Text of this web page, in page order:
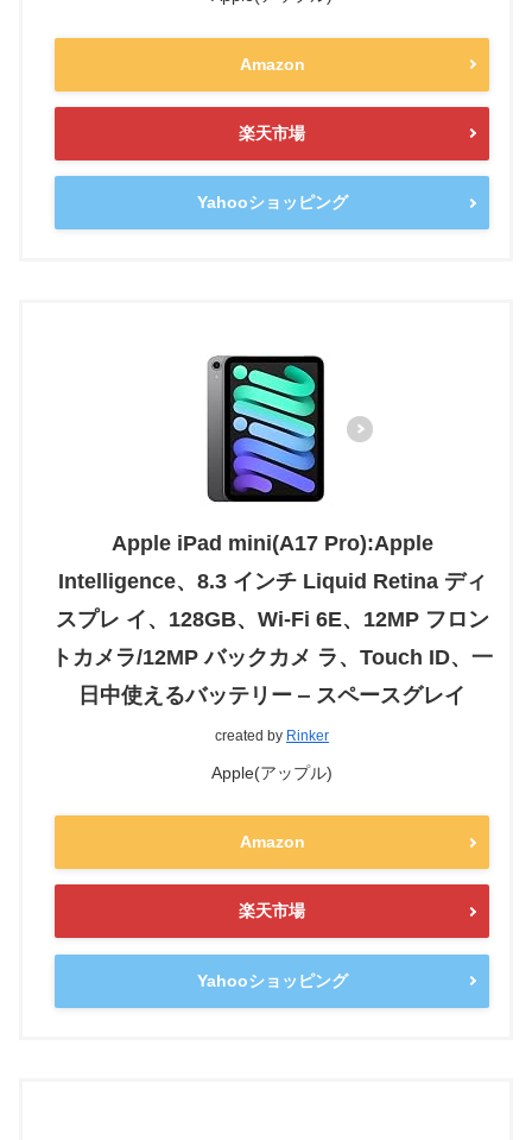
Amazon
楽天市場
Yahooショッピング
Apple iPad mini(A17 Pro):Apple
Intelligence、8.3 インチ Liquid Retina ディ
スプレ イ、128GB、Wi-Fi 6E、12MP フロン
トカメラ/12MP バックカメ ラ、Touch ID、一
日中使えるバッテリー ‒ スペースグレイ
created by Rinker
Apple(アップル)
Amazon
楽天市場
Yahooショッピング